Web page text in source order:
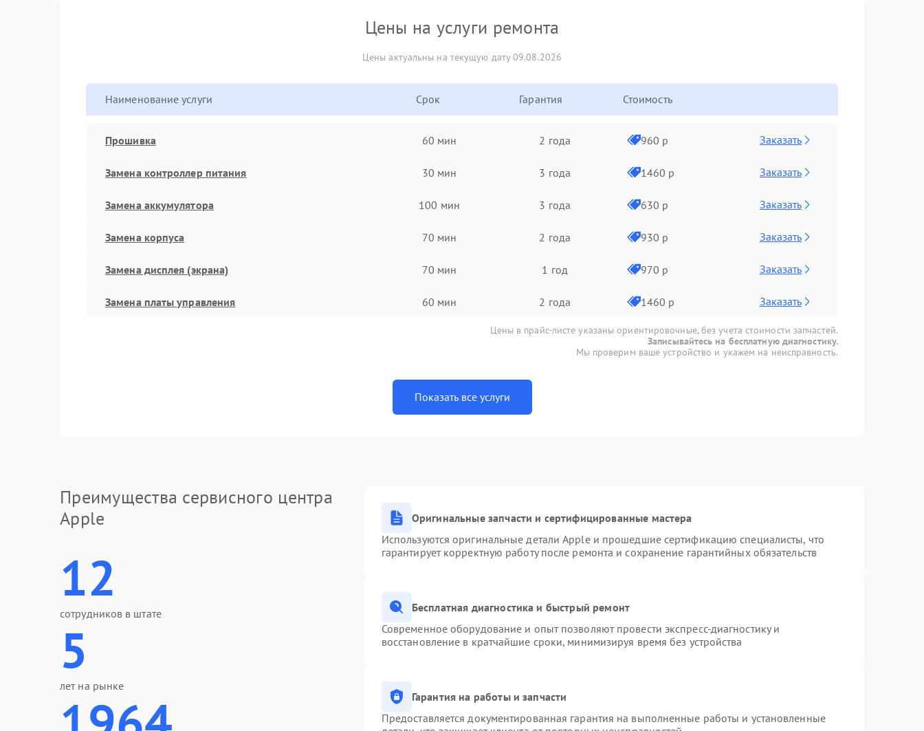
Цены на услуги ремонта
Цены актуальны на текущую дату 09.08.2026
Наименование услуги Срок Гарантия Стоимость
Прошивка 60 мин 2 года 960 р Заказать
Замена контроллер питания 30 мин 3 года 1460 р Заказать
Замена аккумулятора 100 мин 3 года 630 р Заказать
Замена корпуса 70 мин 2 года 930 р Заказать
Замена дисплея (экрана) 70 мин 1 год 970 р Заказать
Замена платы управления 60 мин 2 года 1460 р Заказать
Цены в прайс-листе указаны ориентировочные, без учета стоимости запчастей.
Записывайтесь на бесплатную диагностику.
Мы проверим ваше устройство и укажем на неисправность.
Показать все услуги
Преимущества сервисного центра
Apple
12
сотрудников в штате
5
лет на рынке
Оригинальные запчасти и сертифицированные мастера
Используются оригинальные детали Apple и прошедшие сертификацию специалисты, что
гарантирует корректную работу после ремонта и сохранение гарантийных обязательств
Бесплатная диагностика и быстрый ремонт
Современное оборудование и опыт позволяют провести экспресс-диагностику и
восстановление в кратчайшие сроки, минимизируя время без устройства
Гарантия на работы и запчасти
Предоставляется документированная гарантия на выполненные работы и установленные